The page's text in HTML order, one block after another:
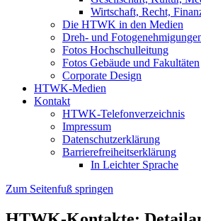
Wirtschaft, Recht,
Die HTWK in den Medien
Dreh- und
Fotos Hochschulleitung
Fotos Gebäude und Fakultäten
Corporate Design
HTWK-Medien
Kontakt
HTWK-Telefonverzeichnis
Impressum
Datenschutzerklärung
Barrierefreiheitserklärung
In Leichter Sprache
Zum Seitenfuß springen